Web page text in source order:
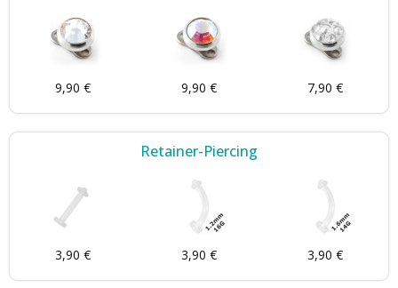
9,90 € 9,90 € 7,90 €
Retainer-Piercing
3,90 € 3,90 € 3,90 €